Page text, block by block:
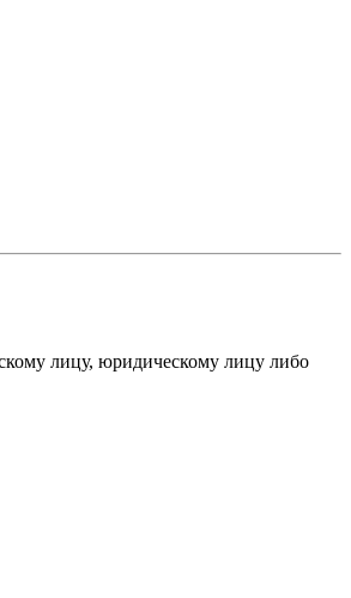
лицу, юридическому лицу либо